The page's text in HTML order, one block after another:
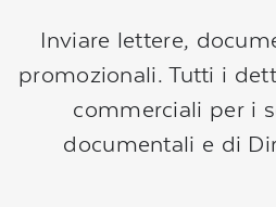
Inviare lettere,
promozionali. Tutti i
commerciali per i
documentali e di